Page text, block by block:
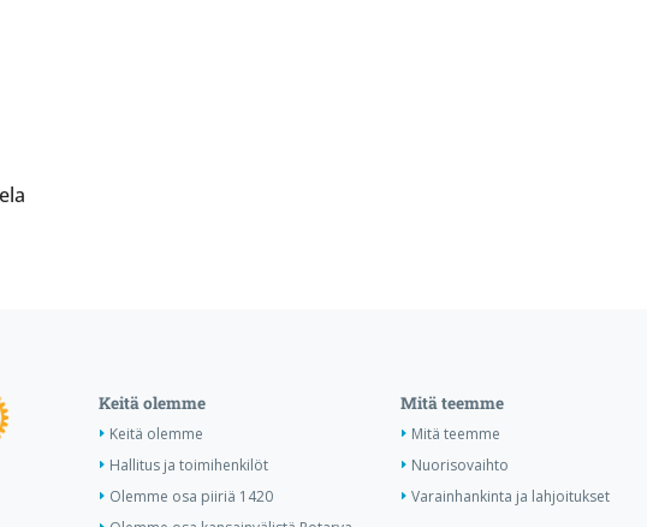
Keitä olemme
Keitä olemme
Hallitus ja toimihenkilöt
Olemme osa piiriä 1420
Mitä teemme
Mitä teemme
Nuorisovaihto
Varainhankinta ja lahjoitukset